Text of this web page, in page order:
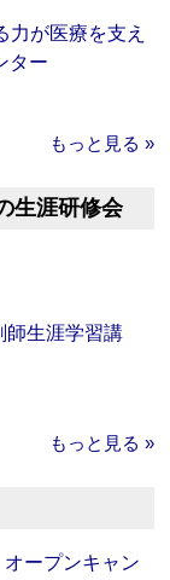
力が医療を支え
ター
もっと見る »
生涯研修会
生涯学習講
もっと見る »
ープンキャン